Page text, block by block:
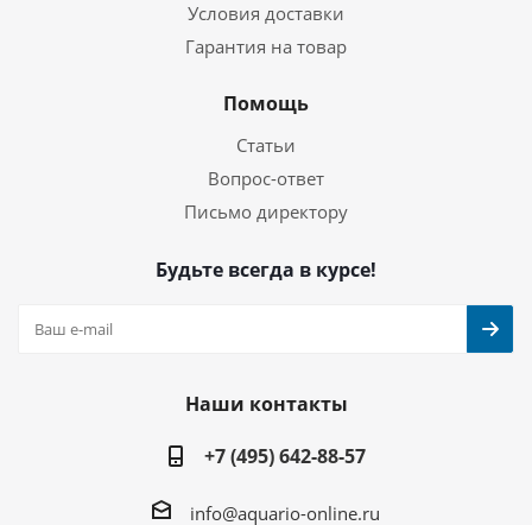
Условия доставки
Гарантия на товар
Помощь
Статьи
Вопрос-ответ
Письмо директору
Будьте всегда в курсе!
Наши контакты
+7 (495) 642-88-57
info@aquario-online.ru